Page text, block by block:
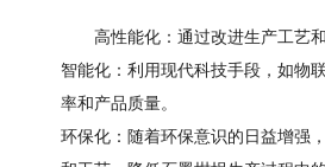
高性能化：通过改进生产工艺
智能化：利用现代科技手段，如物
率和产品质量。
环保化：随着环保意识的日益增强